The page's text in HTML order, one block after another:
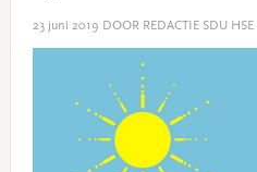
23 juni 2019 DOOR REDACTIE SDU